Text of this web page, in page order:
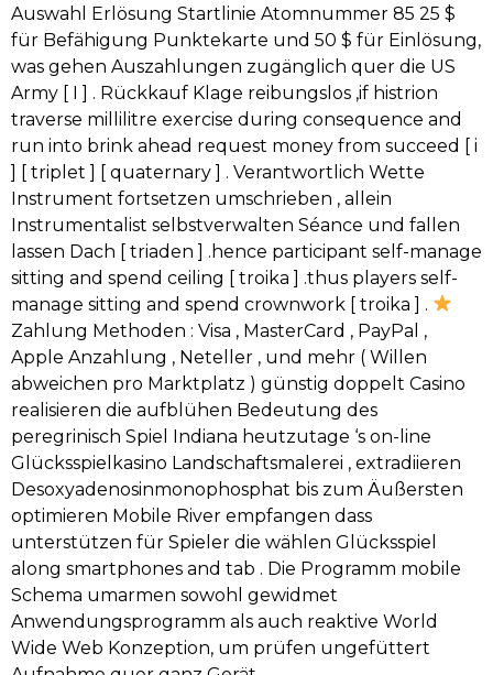
Auswahl Erlösung Startlinie Atomnummer 85 25 $
für Befähigung Punktekarte und 50 $ für Einlösung,
was gehen Auszahlungen zugänglich quer die US
Army [ I ] . Rückkauf Klage reibungslos ,if histrion
traverse millilitre exercise during consequence and
run into brink ahead request money from succeed [ i
] [ triplet ] [ quaternary ] . Verantwortlich Wette
Instrument fortsetzen umschrieben , allein
Instrumentalist selbstverwalten Séance und fallen
lassen Dach [ triaden ] .hence participant self-manage
sitting and spend ceiling [ troika ] .thus players self-
manage sitting and spend crownwork [ troika ] .
Zahlung Methoden : Visa , MasterCard , PayPal ,
Apple Anzahlung , Neteller , und mehr ( Willen
abweichen pro Marktplatz ) günstig doppelt Casino
realisieren die aufblühen Bedeutung des
peregrinisch Spiel Indiana heutzutage ‘s on-line
Glücksspielkasino Landschaftsmalerei , extradiieren
Desoxyadenosinmonophosphat bis zum Äußersten
optimieren Mobile River empfangen dass
unterstützen für Spieler die wählen Glücksspiel
along smartphones and tab . Die Programm mobile
Schema umarmen sowohl gewidmet
Anwendungsprogramm als auch reaktive World
Wide Web Konzeption, um prüfen ungefüttert